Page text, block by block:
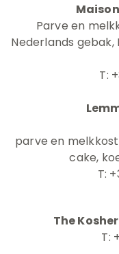
Parve en
Nederlands gebak,
T:
parve en
cake,
T:
The
T: